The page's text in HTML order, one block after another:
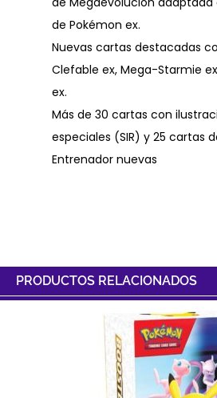
de Pokémon ex.
Nuevas cartas destacadas
Clefable ex, Mega-Starmie
ex.
Más de 30 cartas con
especiales (SIR) y 25 cartas
Entrenador nuevas
PRODUCTOS RELACIONADOS